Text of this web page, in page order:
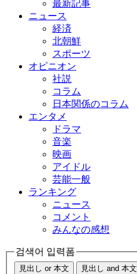
最新記事
ニュース
経済
北朝鮮
スポーツ
オピニオン
社説
コラム
日本関係のコラム
エンタメ
ドラマ
音楽
映画
アイドル
芸能一般
ランキング
ニュース
コメント
みんなの感想
검색어 입력폼
見出し or 本文 見出し and 本文